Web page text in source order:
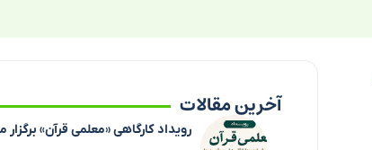
آخرین مقالات
رویداد کارگاهی «معلمی قرآن»